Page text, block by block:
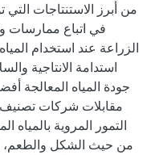
من أبرز الاستنتاجات
في اتباع ممارسات
الزراعة عند استخدام
استدامة الانتاجية
جودة المياه المعالجة
مقابلات شركات تصنيف
التمور المروية بالمياه
من حيث الشكل والطعم،